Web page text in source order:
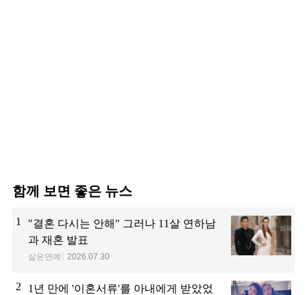
함께 보면 좋은 뉴스
1
"결혼 다시는 안해" 그러나 11살 연하남
과 재혼 발표
삶은연예 2026.07.30
2
1년 만에 '이혼서류'를 아내에게 받았었